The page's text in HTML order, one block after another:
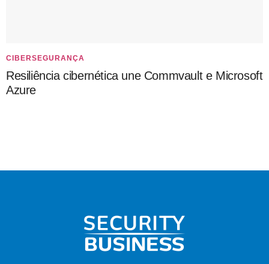
CIBERSEGURANÇA
Resiliência cibernética une Commvault e Microsoft
Azure